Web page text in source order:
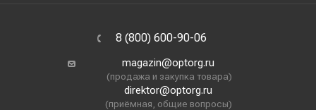
8 (800) 600-90-06
magazin@optorg.ru
(продажа и закупка товара)
direktor@optorg.ru
(приёмная, общие вопросы)